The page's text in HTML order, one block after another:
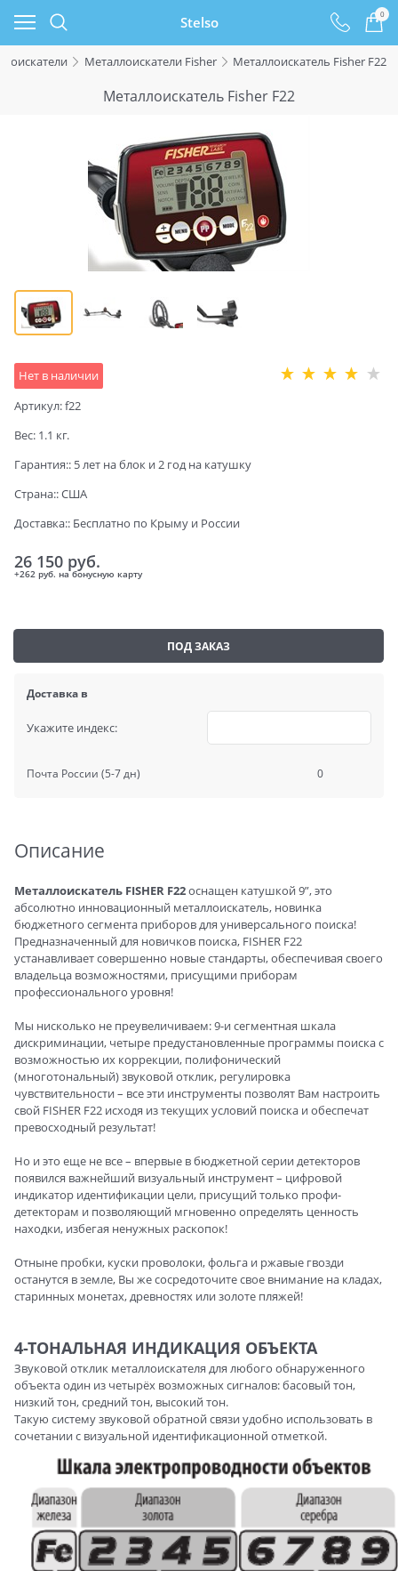
Stelso 0
Металлоискатели Fisher Металлоискатель Fisher F22
Металлоискатель Fisher F22
Нет в наличии
Артикул:f22
Вес: 1.1 кг.
Гарантия:: 5 лет на блок и 2 год на катушку
Страна::США
Доставка:: Бесплатно по Крыму и России
26 150 руб.
+262 руб. на бонусную карту
ПОД ЗАКАЗ
Доставка в
Укажите индекс:
Почта России (5-7 дн) 0
Описание
Металлоискатель FISHER F22оснащен катушкой 9”, это
абсолютно инновационный металлоискатель, новинка
бюджетного сегмента приборов для универсального поиска!
Предназначенный для новичков поиска, FISHER F22
устанавливает совершенно новые стандарты, обеспечивая своего
владельца возможностями, присущими приборам
профессионального уровня!
Мы нисколько не преувеличиваем: 9-и сегментная шкала
дискриминации, четыре предустановленные программы поиска с
возможностью их коррекции, полифонический
(многотональный) звуковой отклик, регулировка
чувствительности – все эти инструменты позволят Вам настроить
свой FISHER F22 исходя из текущих условий поиска и обеспечат
превосходный результат!
Но и это еще не все – впервые в бюджетной серии детекторов
появился важнейший визуальный инструмент – цифровой
индикатор идентификации цели, присущий только профи-
детекторам и позволяющий мгновенно определять ценность
находки, избегая ненужных раскопок!
Отныне пробки, куски проволоки, фольга и ржавые гвозди
останутся в земле, Вы же сосредоточите свое внимание на кладах,
старинных монетах, древностях или золоте пляжей!
4-ТОНАЛЬНАЯ ИНДИКАЦИЯ ОБЪЕКТА
Звуковой отклик металлоискателя для любого обнаруженного
объекта один из четырёх возможных сигналов: басовый тон,
низкий тон, средний тон, высокий тон.
Такую систему звуковой обратной связи удобно использовать в
сочетании с визуальной идентификационной отметкой.